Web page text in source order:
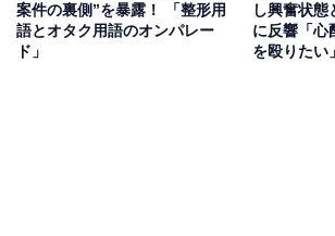
案件の裏側”を暴露！ 「整形用
語とオタク用語のオンパレー
ド」
し興奮状
に反響「心
を殴りたい」